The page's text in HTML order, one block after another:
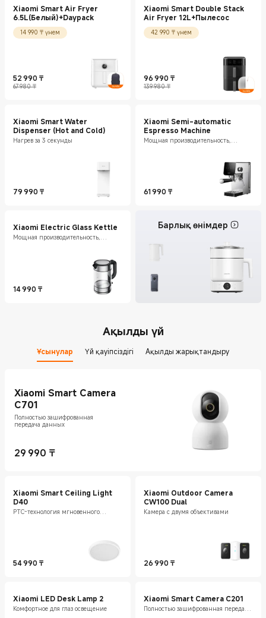
Xiaomi Smart Air Fryer
6.5L(Белый)+Daypack
14 990 ₸ үнем
52 990 ₸
Current Price ₸52990
67 980 ₸
Нарықтағы баға 67 980 ₸
Xiaomi Smart Double Stack
Air Fryer 12L+Пылесос
42 990 ₸ үнем
96 990 ₸
Current Price ₸96990
139 980 ₸
Нарықтағы баға 139 980 ₸
Xiaomi Smart Water
Dispenser (Hot and Cold)
Нагрев за 3 секунды
79 990 ₸
Current Price ₸79990
Xiaomi Semi-automatic
Espresso Machine
Мощная производительность,
61 990 ₸
Current Price ₸61990
Xiaomi Electric Glass Kettle
Мощная производительность,
14 990 ₸
Current Price ₸14990
Барлық өнімдер
Ақылды үй
Ұсынулар Үй қауіпсіздігі Ақылды жарықтандыру
Xiaomi Smart Camera
C701
Полностью зашифрованная
передача данных
29 990 ₸
Current Price ₸29990
Xiaomi Smart Ceiling Light
D40
PTC-технология мгновенного
54 990 ₸
Current Price ₸54990
Xiaomi Outdoor Camera
CW100 Dual
Камера с двумя объективами
26 990 ₸
Current Price ₸26990
Xiaomi LED Desk Lamp 2
Комфортное для глаз освещение
Xiaomi Smart Camera C201
Полностью зашифрованная передача